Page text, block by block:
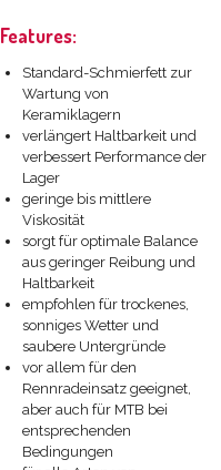
Features:
Standard-Schmierfett zur
Wartung von
Keramiklagern
verlängert Haltbarkeit und
verbessert Performance der
Lager
geringe bis mittlere
Viskosität
sorgt für optimale Balance
aus geringer Reibung und
Haltbarkeit
empfohlen für trockenes,
sonniges Wetter und
saubere Untergründe
vor allem für den
Rennradeinsatz geeignet,
aber auch für MTB bei
entsprechenden
Bedingungen